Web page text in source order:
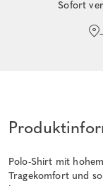
Sofort
Polo-Shirt mit
Tragekomfort und